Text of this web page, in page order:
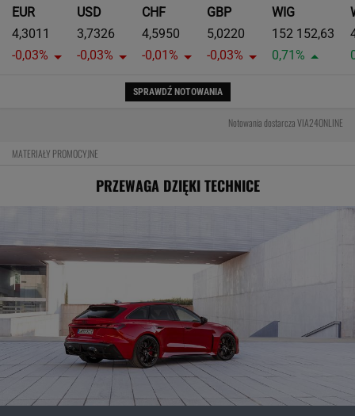
EUR
4,3011
-0,03%
USD
3,7326
-0,03%
CHF
4,5950
-0,01%
GBP
5,0220
-0,03%
WIG
152 152,63
0,71%
SPRAWDŹ NOTOWANIA
Notowania dostarcza VIA24ONLINE
MATERIAŁY PROMOCYJNE
PRZEWAGA DZIĘKI TECHNICE